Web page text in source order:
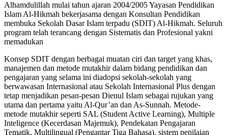
Alhamdulillah mulai tahun ajaran 2004/2005 Yayasan Pendidikan
Islam Al-Hikmah bekerjasama dengan Konsultan Pendidikan
membuka Sekolah Dasar Islam terpadu (SDIT) Al-Hikmah. Seluruh
program telah terancang dengan Sistematis dan Profesional yakni
memadukan
Konsep SDIT dengan berbagai muatan ciri dan target yang khas,
manajemen dan metode mutakhir dalam bidang pendidikan dan
pengajaran yang selama ini diadopsi sekolah-sekolah yang
berwawasan Internasional atau Sekolah Internasional Plus dengan
tetap menjadikan pesan-pesan Dienul Islam sebagai rujukan yang
utama dan pertama yaitu Al-Qur’an dan As-Sunnah. Metode-
metode mutakhir seperti SAL (Student Active Learning), Multiple
Inteligence (Kecerdasan Majemuk), Pendekatan Pengajaran
Tematik, Multilingual (Pengantar Tiga Bahasa), sistem penilaian